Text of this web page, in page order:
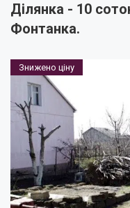
Ділянка - 10
Фонтанка.
Знижено ціну